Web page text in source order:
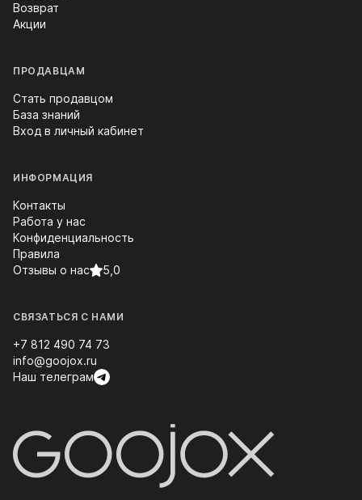
Возврат
Акции
ПРОДАВЦАМ
Стать продавцом
База знаний
Вход в личный кабинет
ИНФОРМАЦИЯ
Контакты
Работа у нас
Конфиденциальность
Правила
Отзывы о нас
5,0
СВЯЗАТЬСЯ С НАМИ
+7 812 490 74 73
info@goojox.ru
Наш телеграм